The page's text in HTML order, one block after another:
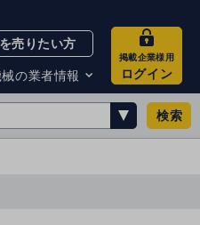
売りたい方
の業者情報
査定業者リスト
掲載企業様用
ログイン
検索